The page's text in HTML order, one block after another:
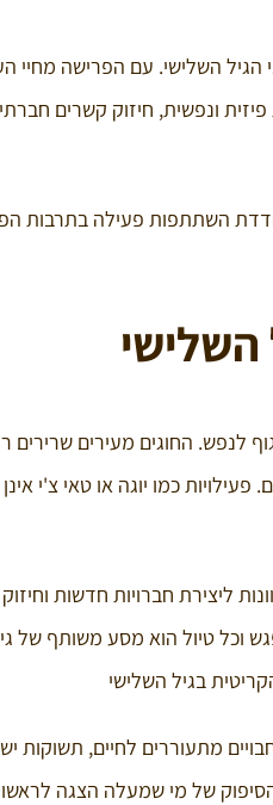
הגיל השלישי. עם הפרישה מחיי
ונפשית, חיזוק קשרים
השתתפות פעילה בתרבות
השלישי
לנפש. החוגים מעירים שרירים
כמו יוגה או טאי צ'י
ליצירת חברויות חדשות וחיזוק
וכל טיול הוא מסע משותף של
בגיל השלישי
מתעוררים לחיים, תשוקות
של מי שמעלה הצגה